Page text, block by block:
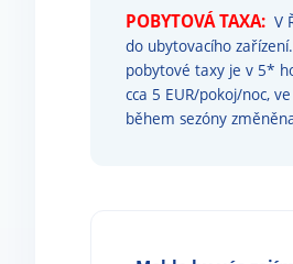
POBYTOVÁ TAXA: V
do ubytovacího
pobytové taxy je v 5*
cca 5 EUR/pokoj/noc,
během sezóny